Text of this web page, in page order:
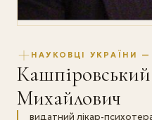
НАУКОВЦІ УКРАЇНИ
Михайлович
видатний лікар-